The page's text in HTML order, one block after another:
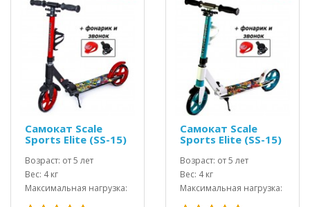
Самокат Scale
Sports Elite (SS-15)
фонарик
Возраст: от 5 лет
Вес: 4 кг
Максимальная нагрузка:
до 100 кг
Самокат Scale
Sports Elite (SS-15)
фонарик
Возраст: от 5 лет
Вес: 4 кг
Максимальная нагрузка:
до 100 кг